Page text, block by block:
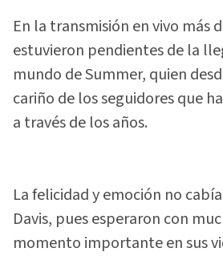
En la transmisión en vivo más
estuvieron pendientes de la
mundo de Summer, quien
cariño de los seguidores que
a través de los años.
La felicidad y emoción no
Davis, pues esperaron con
momento importante en sus